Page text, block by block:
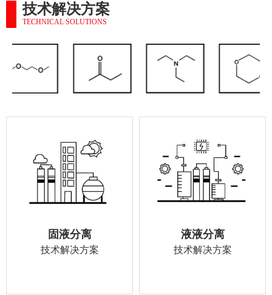
技术解决方案
TECHNICAL SOLUTIONS
固液分离
技术解决方案
液液分离
技术解决方案